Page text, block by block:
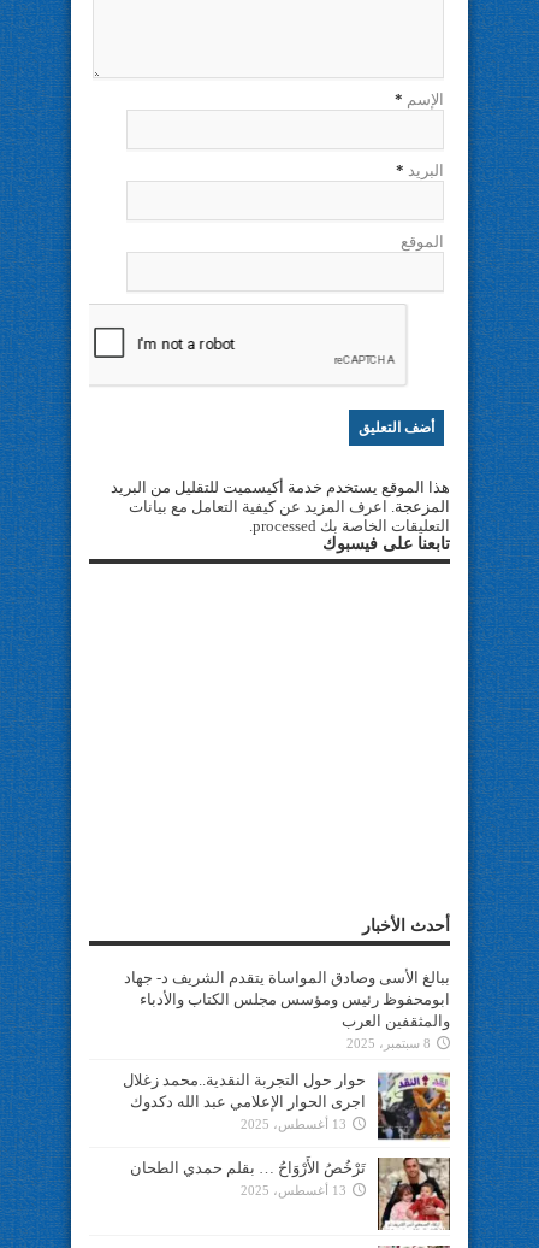
الإسم *
البريد *
الموقع
هذا الموقع يستخدم خدمة أكيسميت للتقليل من البريد
المزعجة. اعرف المزيد عن كيفية التعامل مع بيانات
التعليقات الخاصة بك processed
.
تابعنا على فيسبوك
أحدث الأخبار
ببالغ الأسى وصادق المواساة يتقدم الشريف د- جهاد
ابومحفوظ رئيس ومؤسس مجلس الكتاب والأدباء
والمثقفين العرب
8 سبتمبر، 2025
حوار حول التجربة النقدية..محمد زغلال
اجرى الحوار الإعلامي عبد الله دكدوك
13 أغسطس، 2025
تَرْخُصُ الأَرْوَاحُ … بقلم حمدي الطحان
13 أغسطس، 2025